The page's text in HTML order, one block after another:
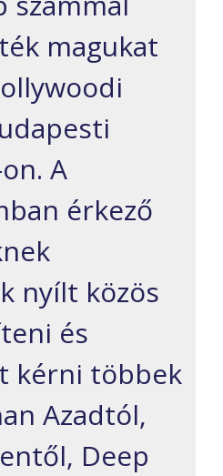
magukat
on. A
érkező
nyílt közös
és
kérni többek
Azadtól,
, Deep